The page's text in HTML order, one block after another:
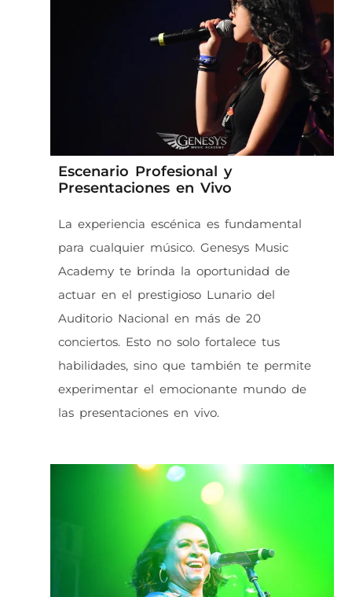
Escenario Profesional y
Presentaciones en Vivo
La experiencia escénica es fundamental
para cualquier músico. Genesys Music
Academy te brinda la oportunidad de
actuar en el prestigioso Lunario del
Auditorio Nacional en más de 20
conciertos. Esto no solo fortalece tus
habilidades, sino que también te permite
experimentar el emocionante mundo de
las presentaciones en vivo.